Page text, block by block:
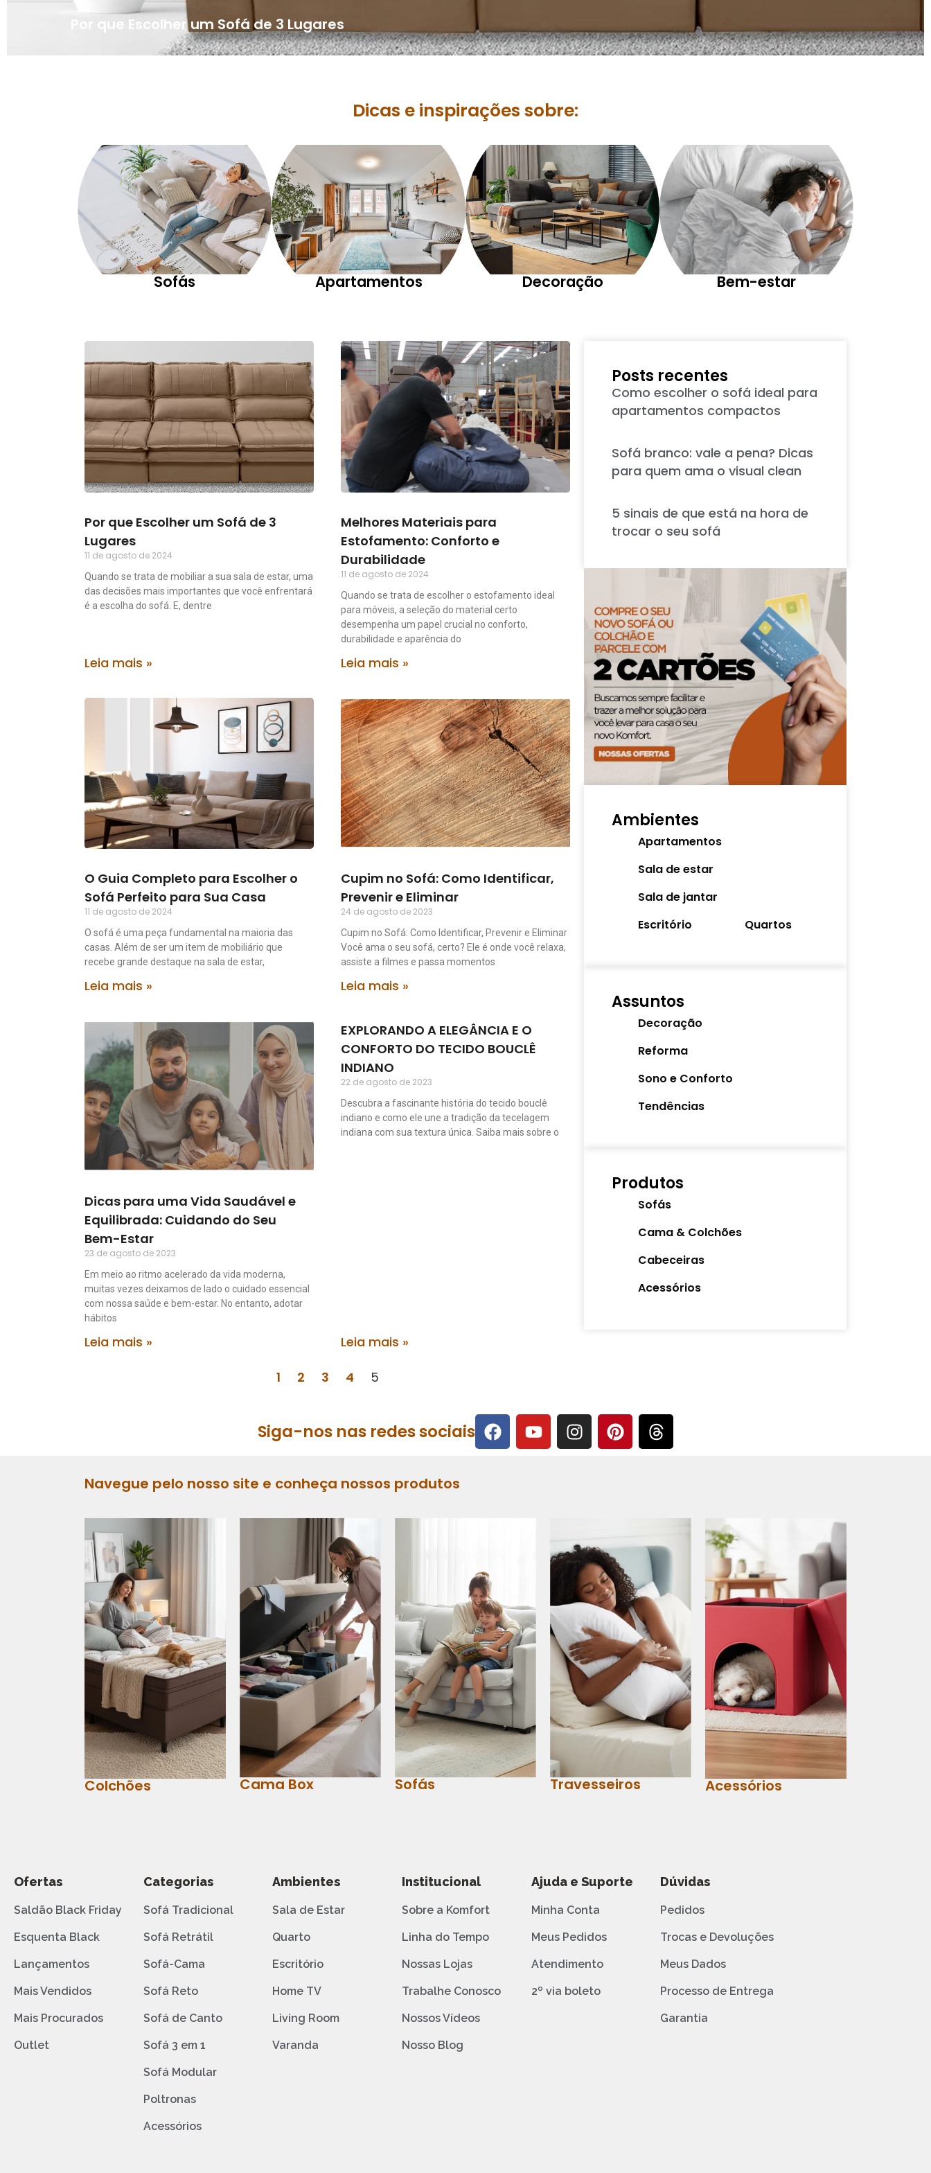
Por que Escolher um Sofá de 3 Lugares
Dicas e inspirações sobre:
Sofás Apartamentos Decoração Bem-estar
Por que Escolher um Sofá de 3
Lugares
11 de agosto de 2024
Quando se trata de mobiliar a sua sala de estar, uma
das decisões mais importantes que você enfrentará
é a escolha do sofá. E, dentre
Leia mais »
Melhores Materiais para
Estofamento: Conforto e
Durabilidade
11 de agosto de 2024
Quando se trata de escolher o estofamento ideal
para móveis, a seleção do material certo
desempenha um papel crucial no conforto,
durabilidade e aparência do
Leia mais »
O Guia Completo para Escolher o
Sofá Perfeito para Sua Casa
11 de agosto de 2024
O sofá é uma peça fundamental na maioria das
casas. Além de ser um item de mobiliário que
recebe grande destaque na sala de estar,
Leia mais »
Cupim no Sofá: Como Identificar,
Prevenir e Eliminar
24 de agosto de 2023
Cupim no Sofá: Como Identificar, Prevenir e Eliminar
Você ama o seu sofá, certo? Ele é onde você relaxa,
assiste a filmes e passa momentos
Leia mais »
Dicas para uma Vida Saudável e
Equilibrada: Cuidando do Seu
Bem-Estar
23 de agosto de 2023
Em meio ao ritmo acelerado da vida moderna,
muitas vezes deixamos de lado o cuidado essencial
com nossa saúde e bem-estar. No entanto, adotar
hábitos
Leia mais »
EXPLORANDO A ELEGÂNCIA E O
CONFORTO DO TECIDO BOUCLÊ
INDIANO
22 de agosto de 2023
Descubra a fascinante história do tecido bouclê
indiano e como ele une a tradição da tecelagem
indiana com sua textura única. Saiba mais sobre o
Leia mais »
1 2 3 4 5
Posts recentes
Como escolher o sofá ideal para
apartamentos compactos
Sofá branco: vale a pena? Dicas
para quem ama o visual clean
5 sinais de que está na hora de
trocar o seu sofá
Ambientes
Apartamentos
Sala de estar
Sala de jantar
Escritório
Quartos
Assuntos
Decoração
Reforma
Sono e Conforto
Tendências
Produtos
Sofás
Cama & Colchões
Cabeceiras
Acessórios
Siga-nos nas redes sociais
Navegue pelo nosso site e conheça nossos produtos
Colchões Cama Box Sofás Travesseiros Acessórios
Ofertas
Saldão Black Friday
Esquenta Black
Lançamentos
Mais Vendidos
Mais Procurados
Outlet
Categorias
Sofá Tradicional
Sofá Retrátil
Sofá-Cama
Sofá Reto
Sofá de Canto
Sofá 3 em 1
Sofá Modular
Poltronas
Acessórios
Ambientes
Sala de Estar
Quarto
Escritório
Home TV
Living Room
Varanda
Institucional
Sobre a Komfort
Linha do Tempo
Nossas Lojas
Trabalhe Conosco
Nossos Vídeos
Nosso Blog
Ajuda e Suporte
Minha Conta
Meus Pedidos
Atendimento
2º via boleto
Dúvidas
Pedidos
Trocas e Devoluções
Meus Dados
Processo de Entrega
Garantia